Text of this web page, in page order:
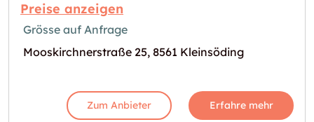
Preise anzeigen
Grösse auf Anfrage
Mooskirchnerstraße 25, 8561 Kleinsöding
Zum Anbieter Erfahre mehr